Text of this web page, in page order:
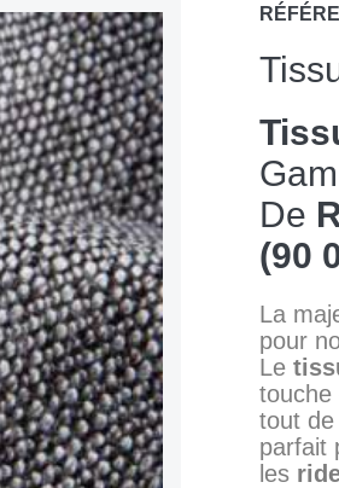
De
(90
La
pour
Le
touche
tout de
parfait
les